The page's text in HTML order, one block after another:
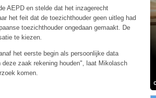
AEPD en stelde dat het inzagerecht
het feit dat de toezichthouder geen uitleg had
toezichthouder ongedaan gemaakt. De
te kiezen.
het eerste begin als persoonlijke data
zaak rekening houden", laat Mikolasch
komen.